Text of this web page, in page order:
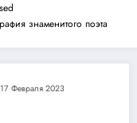
знаменитого поэта
17 Февраля 2023